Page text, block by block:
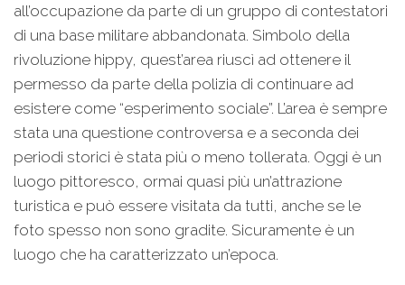
all’occupazione da parte di un gruppo di contestatori
di una base militare abbandonata. Simbolo della
rivoluzione hippy, quest’area riuscì ad ottenere il
permesso da parte della polizia di continuare ad
esistere come “esperimento sociale”. L’area è sempre
stata una questione controversa e a seconda dei
periodi storici è stata più o meno tollerata. Oggi è un
luogo pittoresco, ormai quasi più un’attrazione
turistica e può essere visitata da tutti, anche se le
foto spesso non sono gradite. Sicuramente è un
luogo che ha caratterizzato un’epoca.